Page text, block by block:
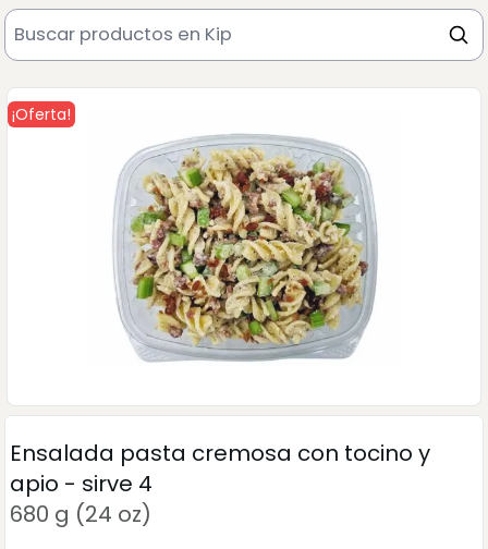
¡Oferta!
Ensalada pasta cremosa con tocino y
apio - sirve 4
680 g (24 oz)